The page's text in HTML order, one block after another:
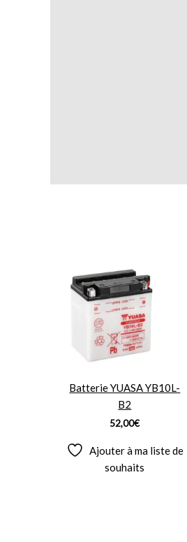
Batterie YUASA YB10L-
B2
52,00€
Ajouter à ma liste de
souhaits